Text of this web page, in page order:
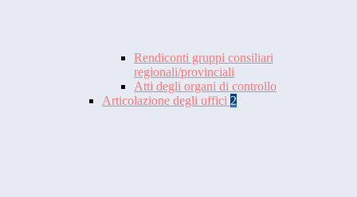
Rendiconti gruppi consiliari
regionali/provinciali
Atti degli organi di controllo
Articolazione degli uffici 2